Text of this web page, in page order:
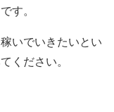
す。
いでいきたいとい
ください。